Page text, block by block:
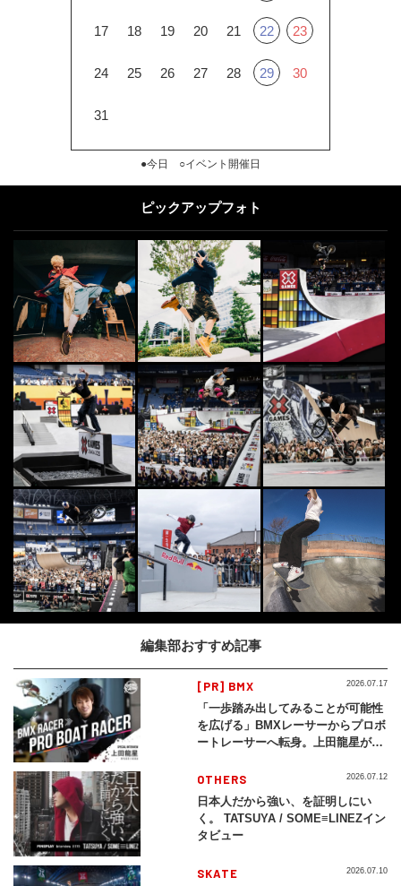
17 18 19 20 21 22 23
24 25 26 27 28 29 30
31
●今日 ○イベント開催日
ピックアップフォト
編集部おすすめ記事
[PR] BMX
「一歩踏み出してみることが可能性
を広げる」BMXレーサーからプロボ
ートレーサーへ転身。上田龍星が体
2026.07.17
OTHERS
日本人だから強い、を証明しにい
く。 TATSUYA / SOME≡LINEZイン
タビュー
2026.07.12
SKATE 2026.07.10